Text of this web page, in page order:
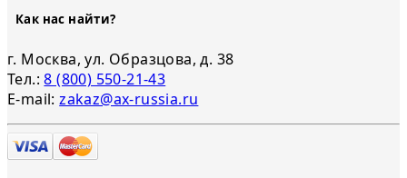
Как нас найти?
г. Москва, ул. Образцова, д. 38
Тел.:8 (800) 550-21-43
E-mail:zakaz@ax-russia.ru